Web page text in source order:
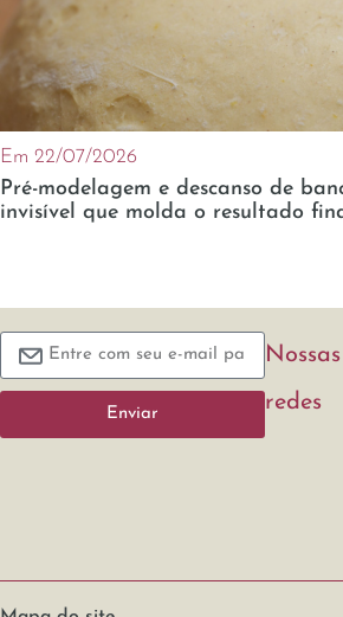
Em 22/07/2026
Pré-modelagem e descanso de
invisível que molda o resultado
Enviar
Nossas
redes